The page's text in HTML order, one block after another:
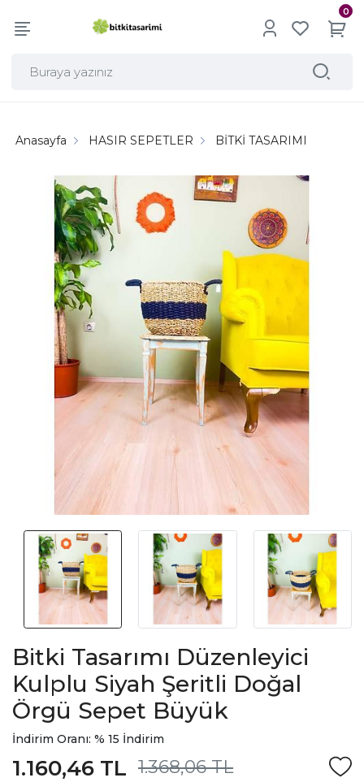
0
Anasayfa HASIR SEPETLER BİTKİ TASARIMI
Bitki Tasarımı Düzenleyici
Kulplu Siyah Şeritli Doğal
Örgü Sepet Büyük
İndirim Oranı: % 15 İndirim
1.368,06 TL
1.160,46 TL